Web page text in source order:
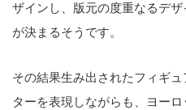
ザインし、版元の度重なるデ
が決まるそうです。
その結果生み出されたフィギ
ターを表現しながらも、ヨー